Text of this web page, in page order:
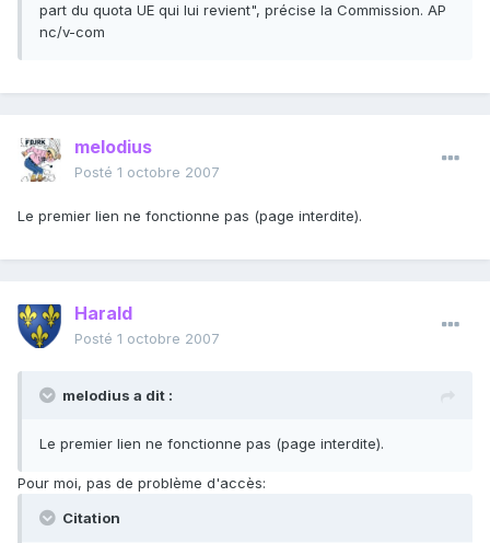
part du quota UE qui lui revient", précise la Commission. AP
nc/v-com
melodius
Posté 1 octobre 2007
Le premier lien ne fonctionne pas (page interdite).
Harald
Posté 1 octobre 2007
melodius a dit :
Le premier lien ne fonctionne pas (page interdite).
Pour moi, pas de problème d'accès:
Citation